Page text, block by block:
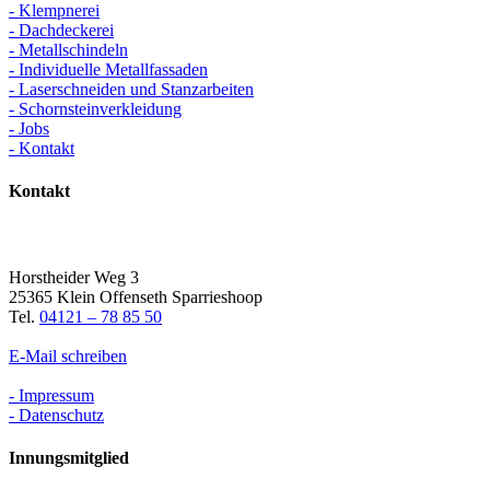
- Klempnerei
- Dachdeckerei
- Metallschindeln
- Individuelle Metallfassaden
- Laserschneiden und Stanzarbeiten
- Schornsteinverkleidung
- Jobs
- Kontakt
Kontakt
Horstheider Weg 3
25365 Klein Offenseth Sparrieshoop
Tel. 04121 – 78 85 50
E-Mail schreiben
- Impressum
- Datenschutz
Innungsmitglied